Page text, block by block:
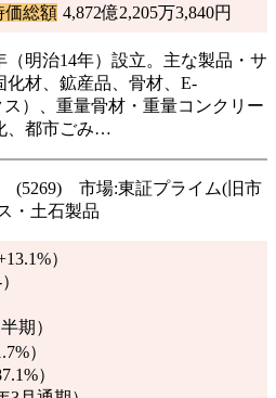
価総額 4,872億2,205万3,840円
（明治14年）設立。主な製品・サ
化材、鉱産品、骨材、E-
）、重量骨材・重量コンクリー
、都市ごみ…
(5269) 市場:東証プライム(旧市
・土石製品
）
-）
期）
）
）